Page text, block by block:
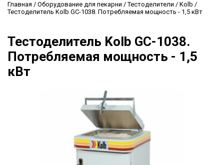
Главная / Оборудование для пекарни /Тестоделители / Kolb /
Тестоделитель Kolb GC-1038. Потребляемая мощность - 1,5 кВт
Тестоделитель Kolb GC-1038.
Потребляемая мощность - 1,5
кВт